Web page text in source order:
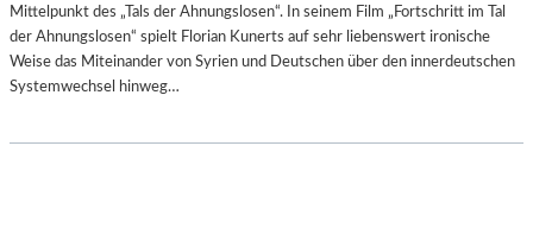
Mittelpunkt des „Tals der Ahnungslosen“. In seinem Film „Fortschritt im Tal
der Ahnungslosen“ spielt Florian Kunerts auf sehr liebenswert ironische
Weise das Miteinander von Syrien und Deutschen über den innerdeutschen
Systemwechsel hinweg…